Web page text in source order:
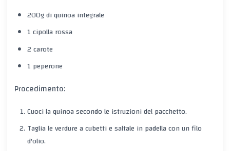
200g di quinoa integrale
1 cipolla rossa
2 carote
1 peperone
Procedimento:
Cuoci la quinoa secondo le istruzioni del pacchetto.
Taglia le verdure a cubetti e saltale in padella con un filo
d'olio.